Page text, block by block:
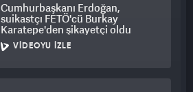
Cumhurbaşkanı Erdoğan,
suikastçı FETÖ'cü Burkay
Karatepe'den şikayetçi oldu
VIDEOYU İZLE